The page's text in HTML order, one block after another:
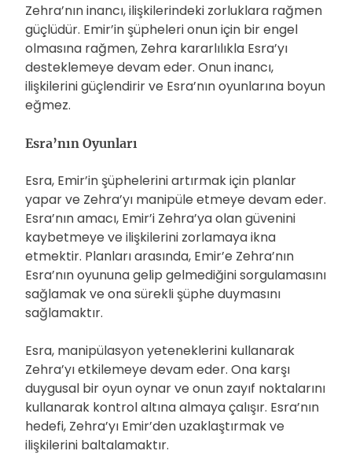
Zehra’nın inancı, ilişkilerindeki zorluklara rağmen
güçlüdür. Emir’in şüpheleri onun için bir engel
olmasına rağmen, Zehra kararlılıkla Esra’yı
desteklemeye devam eder. Onun inancı,
ilişkilerini güçlendirir ve Esra’nın oyunlarına boyun
eğmez.
Esra’nın Oyunları
Esra, Emir’in şüphelerini artırmak için planlar
yapar ve Zehra’yı manipüle etmeye devam eder.
Esra’nın amacı, Emir’i Zehra’ya olan güvenini
kaybetmeye ve ilişkilerini zorlamaya ikna
etmektir. Planları arasında, Emir’e Zehra’nın
Esra’nın oyununa gelip gelmediğini sorgulamasını
sağlamak ve ona sürekli şüphe duymasını
sağlamaktır.
Esra, manipülasyon yeteneklerini kullanarak
Zehra’yı etkilemeye devam eder. Ona karşı
duygusal bir oyun oynar ve onun zayıf noktalarını
kullanarak kontrol altına almaya çalışır. Esra’nın
hedefi, Zehra’yı Emir’den uzaklaştırmak ve
ilişkilerini baltalamaktır.